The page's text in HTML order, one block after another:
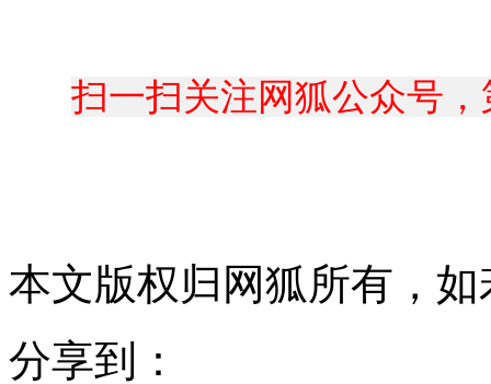
扫一扫关注网狐公众号
本文版权归网狐所有，
分享到：